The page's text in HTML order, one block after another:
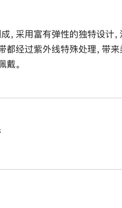
，采用富有弹性的独特设计
都经过紫外线特殊处理，带
戴。